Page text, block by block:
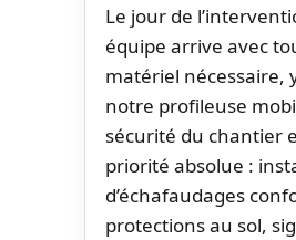
Le jour de
équipe arrive avec
matériel nécessaire,
notre profileuse
sécurité du chantier
priorité absolue :
d’échafaudages
protections au sol,